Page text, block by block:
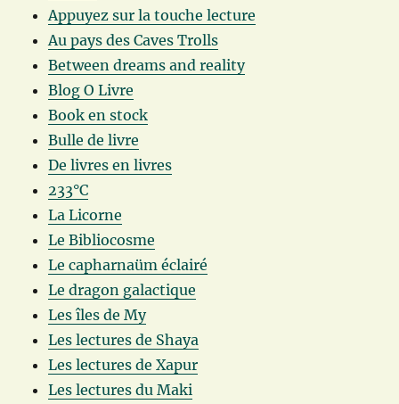
Appuyez sur la touche lecture
Au pays des Caves Trolls
Between dreams and reality
Blog O Livre
Book en stock
Bulle de livre
De livres en livres
233°C
La Licorne
Le Bibliocosme
Le capharnaüm éclairé
Le dragon galactique
Les îles de My
Les lectures de Shaya
Les lectures de Xapur
Les lectures du Maki